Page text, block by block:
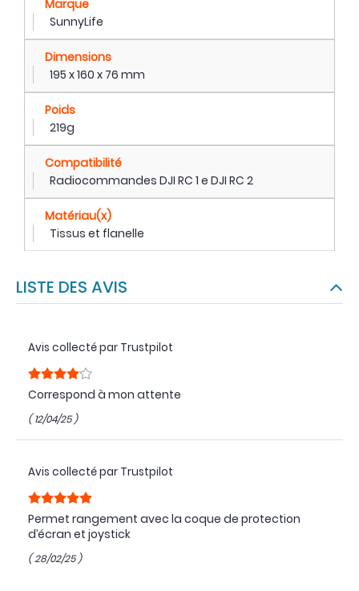
Marque
SunnyLife
Dimensions
195 x 160 x 76 mm
Poids
219g
Compatibilité
Radiocommandes DJI RC 1 e DJI RC 2
Matériau(x)
Tissus et flanelle
LISTE DES AVIS
Avis collecté par Trustpilot
Correspond à mon attente
( 12/04/25 )
Avis collecté par Trustpilot
Permet rangement avec la coque de protection
d’écran et joystick
( 28/02/25 )